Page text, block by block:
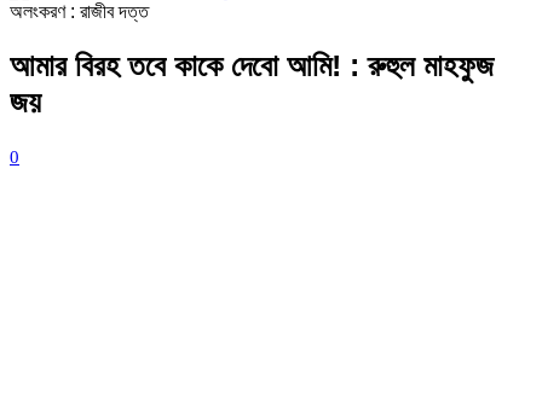
অলংকরণ : রাজীব দত্ত
আমার বিরহ তবে কাকে দেবো আমি! : রুহুল মাহফুজ
জয়
0